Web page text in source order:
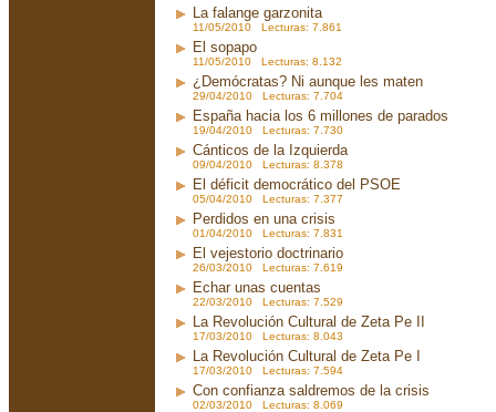
La falange garzonita
11/05/2010 Lecturas: 7.861
El sopapo
11/05/2010 Lecturas: 8.132
¿Demócratas? Ni aunque les maten
29/04/2010 Lecturas: 7.704
España hacia los 6 millones de parados
19/04/2010 Lecturas: 7.730
Cánticos de la Izquierda
09/04/2010 Lecturas: 8.378
El déficit democrático del PSOE
05/04/2010 Lecturas: 7.377
Perdidos en una crisis
01/04/2010 Lecturas: 7.831
El vejestorio doctrinario
26/03/2010 Lecturas: 7.619
Echar unas cuentas
22/03/2010 Lecturas: 7.529
La Revolución Cultural de Zeta Pe II
17/03/2010 Lecturas: 8.043
La Revolución Cultural de Zeta Pe I
17/03/2010 Lecturas: 7.594
Con confianza saldremos de la crisis
02/03/2010 Lecturas: 8.069